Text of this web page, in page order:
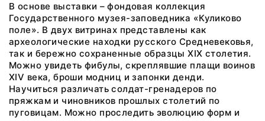
В основе выставки – фондовая коллекция
Государственного музея-заповедника «Куликово
поле». В двух витринах представлены как
археологические находки русского Средневековья,
так и бережно сохраненные образцы XIX столетия.
Можно увидеть фибулы, скреплявшие плащи воинов
XIV века, броши модниц и запонки денди.
Научиться различать солдат-гренадеров по
пряжкам и чиновников прошлых столетий по
пуговицам. Можно проследить эволюцию форм и